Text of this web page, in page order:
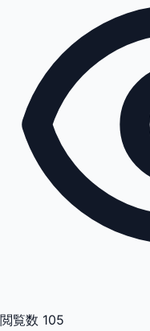
閲覧数 105